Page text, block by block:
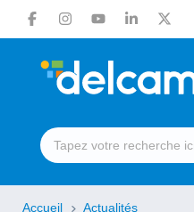
Accueil Actualités